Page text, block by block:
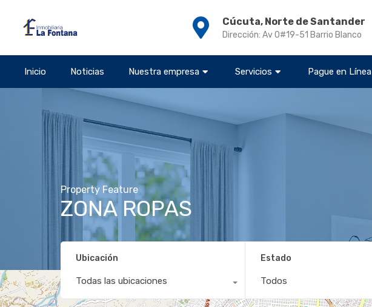
Cúcuta, Norte de Santander
Dirección: Av 0#19-51 Barrio Blanco
Inicio Noticias Nuestra empresa Servicios Pague en Línea
Property Feature
ZONA ROPAS
Ubicación
Todas las ubicaciones
Estado
Todos